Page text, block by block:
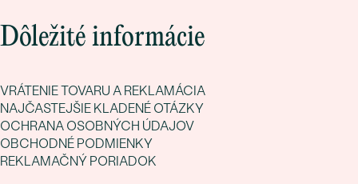
Dôležité informácie
VRÁTENIE TOVARU A REKLAMÁCIA
NAJČASTEJŠIE KLADENÉ OTÁZKY
OCHRANA OSOBNÝCH ÚDAJOV
OBCHODNÉ PODMIENKY
REKLAMAČNÝ PORIADOK